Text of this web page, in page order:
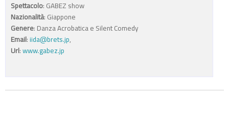
Spettacolo: GABEZ show
Nazionalità: Giappone
Genere: Danza Acrobatica e Silent Comedy
Email: iida@brets.jp,
Url: www.gabez.jp